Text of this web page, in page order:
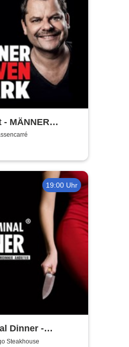
MÄNNER
19:00 Uhr
Dinner -
Schröder
Steakhouse